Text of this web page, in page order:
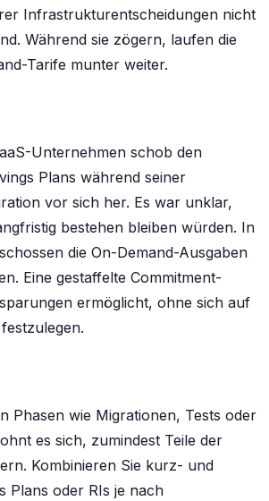
Infrastrukturentscheidungen nicht
Während sie zögern, laufen die
Tarife munter weiter.
Unternehmen schob den
Plans während seiner
vor sich her. Es war unklar,
bestehen bleiben würden. In
die On-Demand-Ausgaben
Eine gestaffelte Commitment-
ermöglicht, ohne sich auf
Phasen wie Migrationen, Tests oder
es sich, zumindest Teile der
Kombinieren Sie kurz- und
Plans oder RIs je nach